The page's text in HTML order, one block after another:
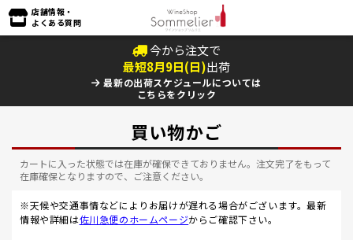
店舗情報・
よくある質問
今から注文で
最短8月9日(日)出荷
最新の出荷スケジュールについては
こちらをクリック
買い物かご
カートに入った状態では在庫が確保できておりません。注文完了をもって
在庫確保となりますので、ご注意ください。
※天候や交通事情などによりお届けが遅れる場合がございます。最新
情報や詳細は佐川急便のホームページからご確認下さい。